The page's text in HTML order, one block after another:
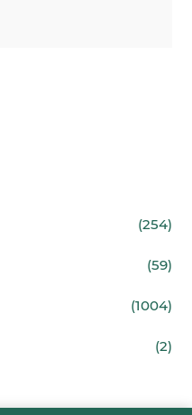
(254)
(59)
(1004)
(2)